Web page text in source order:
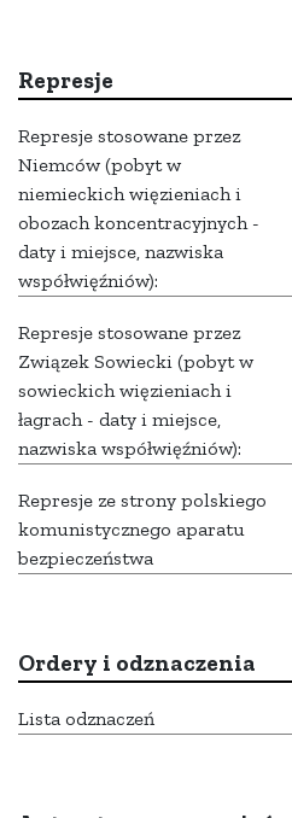
Represje
Represje stosowane przez
Niemców (pobyt w
niemieckich więzieniach i
obozach koncentracyjnych -
daty i miejsce, nazwiska
współwięźniów):
Represje stosowane przez
Związek Sowiecki (pobyt w
sowieckich więzieniach i
łagrach - daty i miejsce,
nazwiska współwięźniów):
Represje ze strony polskiego
komunistycznego aparatu
bezpieczeństwa
Ordery i odznaczenia
Lista odznaczeń